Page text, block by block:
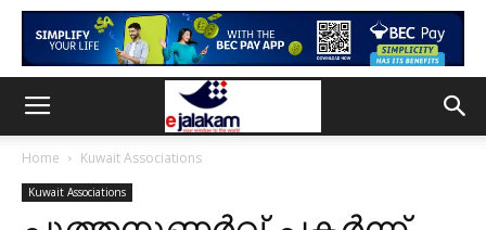
Home Kuwait Associations
Kuwait Associations